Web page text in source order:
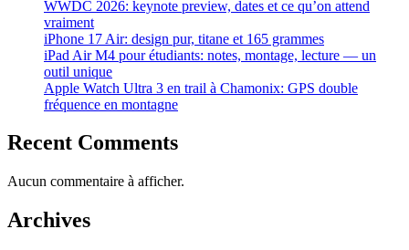
WWDC 2026: keynote preview, dates et ce qu’on attend
vraiment
iPhone 17 Air: design pur, titane et 165 grammes
iPad Air M4 pour étudiants: notes, montage, lecture — un
outil unique
Apple Watch Ultra 3 en trail à Chamonix: GPS double
fréquence en montagne
Recent Comments
Aucun commentaire à afficher.
Archives